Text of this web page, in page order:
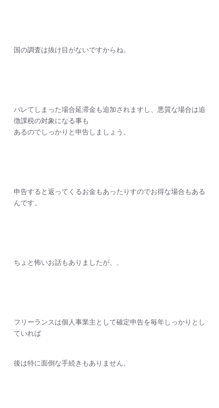
国の調査は抜け目がないですからね。
バレてしまった場合延滞金も追加されますし、悪質な場合は追
徴課税の対象になる事も
あるのでしっかりと申告しましょう。
申告すると返ってくるお金もあったりすのでお得な場合もある
んです。
ちょと怖いお話もありましたが、、
フリーランスは個人事業主として確定申告を毎年しっかりとし
ていれば
後は特に面倒な手続きもありません。